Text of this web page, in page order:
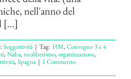
nell'anno del
[...]
Soggettività | Tag: 15M,Convegno 3 e 4
,Naba,neoliberismo,organizzazione,
,Spagna | 1 Commento